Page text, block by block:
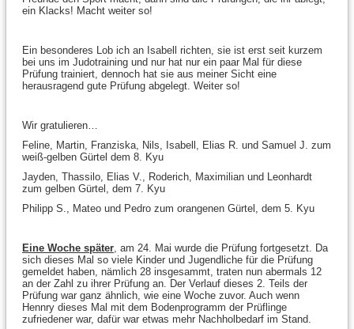
ein Klacks! Macht weiter so!
Ein besonderes Lob ich an Isabell richten, sie ist erst seit kurzem
bei uns im Judotraining und nur hat nur ein paar Mal für diese
Prüfung trainiert, dennoch hat sie aus meiner Sicht eine
herausragend gute Prüfung abgelegt. Weiter so!
Wir gratulieren…
Feline, Martin, Franziska, Nils, Isabell, Elias R. und Samuel J. zum
weiß-gelben Gürtel dem 8. Kyu
Jayden, Thassilo, Elias V., Roderich, Maximilian und Leonhardt
zum gelben Gürtel, dem 7. Kyu
Philipp S., Mateo und Pedro zum orangenen Gürtel, dem 5. Kyu
Eine Woche später, am 24. Mai wurde die Prüfung fortgesetzt. Da
sich dieses Mal so viele Kinder und Jugendliche für die Prüfung
gemeldet haben, nämlich 28 insgesammt, traten nun abermals 12
an der Zahl zu ihrer Prüfung an. Der Verlauf dieses 2. Teils der
Prüfung war ganz ähnlich, wie eine Woche zuvor. Auch wenn
Hennry dieses Mal mit dem Bodenprogramm der Prüflinge
zufriedener war, dafür war etwas mehr Nachholbedarf im Stand.